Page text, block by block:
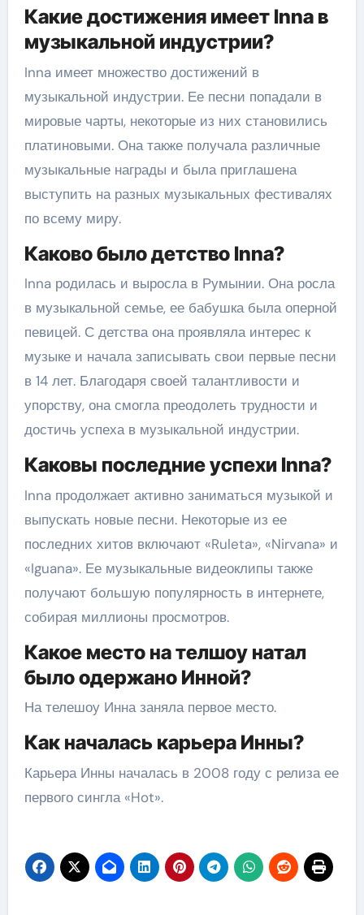
Какие достижения имеет Inna в
музыкальной индустрии?
Inna имеет множество достижений в
музыкальной индустрии. Ее песни попадали в
мировые чарты, некоторые из них становились
платиновыми. Она также получала различные
музыкальные награды и была приглашена
выступить на разных музыкальных фестивалях
по всему миру.
Каково было детство Inna?
Inna родилась и выросла в Румынии. Она росла
в музыкальной семье, ее бабушка была оперной
певицей. С детства она проявляла интерес к
музыке и начала записывать свои первые песни
в 14 лет. Благодаря своей талантливости и
упорству, она смогла преодолеть трудности и
достичь успеха в музыкальной индустрии.
Каковы последние успехи Inna?
Inna продолжает активно заниматься музыкой и
выпускать новые песни. Некоторые из ее
последних хитов включают «Ruleta», «Nirvana» и
«Iguana». Ее музыкальные видеоклипы также
получают большую популярность в интернете,
собирая миллионы просмотров.
Какое место на телшоу натал
было одержано Инной?
На телешоу Инна заняла первое место.
Как началась карьера Инны?
Карьера Инны началась в 2008 году с релиза ее
первого сингла «Hot».